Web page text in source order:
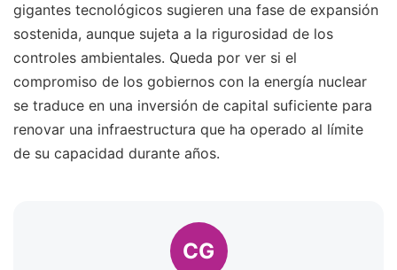
gigantes tecnológicos sugieren una fase de expansión
sostenida, aunque sujeta a la rigurosidad de los
controles ambientales. Queda por ver si el
compromiso de los gobiernos con la energía nuclear
se traduce en una inversión de capital suficiente para
renovar una infraestructura que ha operado al límite
de su capacidad durante años.
CG